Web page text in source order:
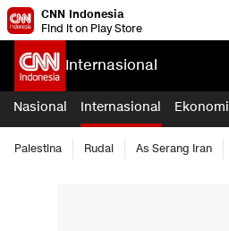
CNN Indonesia
Find it on Play Store
Internasional
Nasional Internasional Ekonomi
Palestina Rudal As Serang Iran